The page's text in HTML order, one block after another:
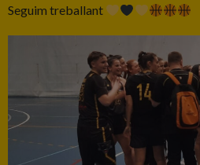
Seguim treballant